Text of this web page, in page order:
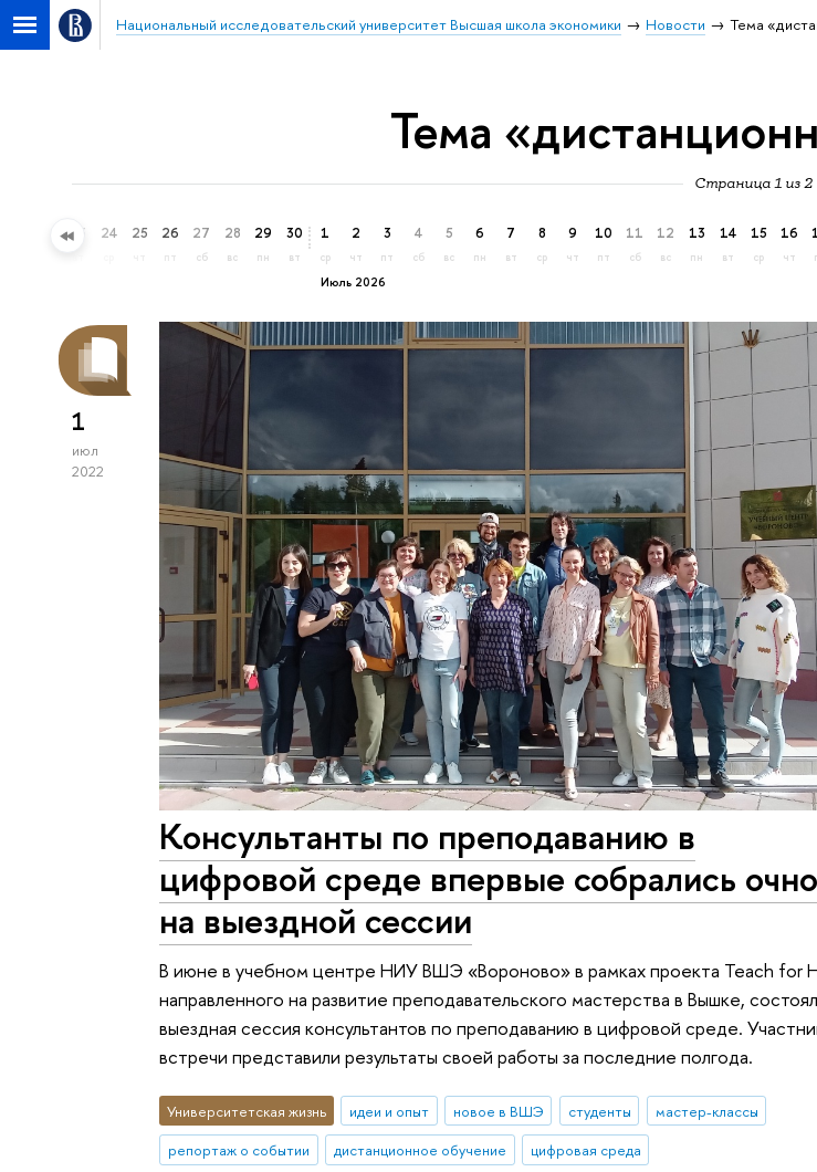
Национальный исследовательский университет Высшая школа экономики Новости Тема
Тема
Страница 1 из 2
23 24 25 26
пт
27
сб
28
вс
29
пн
30
вт
Июль 2026
1
ср
2
чт
3
пт
4
сб
5
вс
6
пн
7
вт
8
ср
9
чт
10
пт
11
сб
12
вс
13
пн
14
вт
15
ср
16
чт
1
июл
2022
Консультанты по преподаванию в
цифровой среде впервые собрались очно
на выездной сессии
В июне в учебном центре НИУ ВШЭ «Вороново» в рамках проекта Teach for
направленного на развитие преподавательского мастерства в Вышке,
выездная сессия консультантов по преподаванию в цифровой среде.
встречи представили результаты своей работы за последние полгода.
Университетская жизнь идеи и опыт новое в ВШЭ студенты
мастер-классы
репортаж о событии
дистанционное обучение цифровая среда